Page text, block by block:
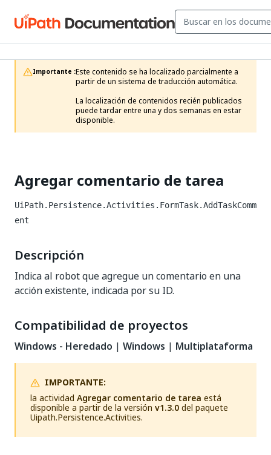
Importante :Este contenido se ha localizado parcialmente a
partir de un sistema de traducción automática.
La localización de contenidos recién publicados
puede tardar entre una y dos semanas en estar
disponible.
Agregar comentario de tarea
UiPath.Persistence.Activities.FormTask.AddTaskComm
ent
Descripción
Indica al robot que agregue un comentario en una
acción existente, indicada por su ID.
Compatibilidad de proyectos
Windows - Heredado | Windows | Multiplataforma
IMPORTANTE:
la actividad Agregar comentario de tarea está
disponible a partir de la versión v1.3.0del paquete
Uipath.Persistence.Activities.